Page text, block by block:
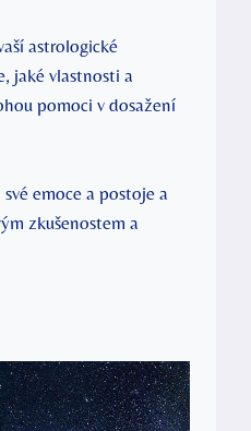
astrologické
jaké vlastnosti a
pomoci v dosažení
emoce a postoje a
zkušenostem a